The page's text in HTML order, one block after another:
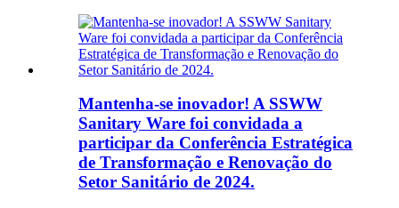
Mantenha-se inovador! A SSWW
Sanitary Ware foi convidada a
participar da Conferência Estratégica
de Transformação e Renovação do
Setor Sanitário de 2024.